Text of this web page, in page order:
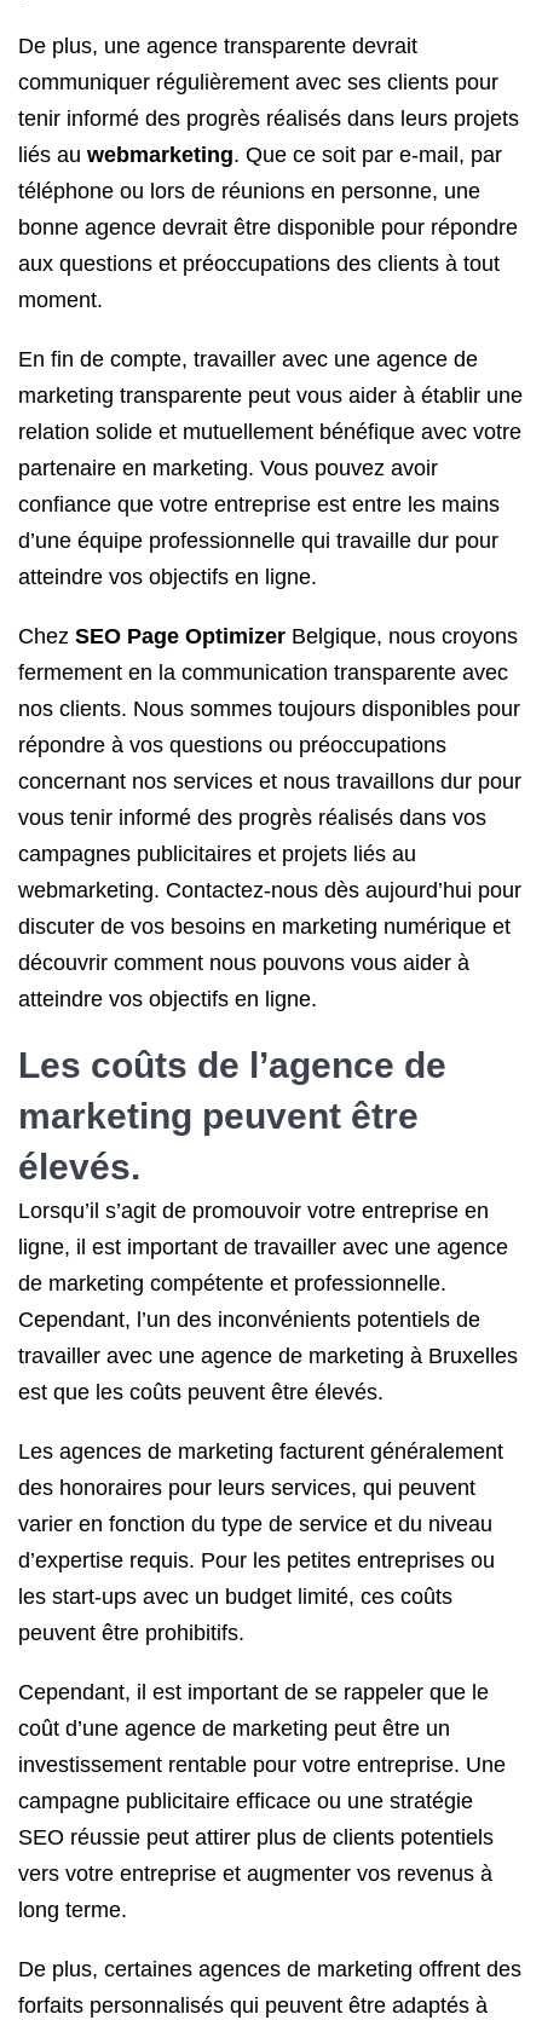
De plus, une agence transparente devrait
communiquer régulièrement avec ses clients pour
tenir informé des progrès réalisés dans leurs projets
liés au webmarketing. Que ce soit par e-mail, par
téléphone ou lors de réunions en personne, une
bonne agence devrait être disponible pour répondre
aux questions et préoccupations des clients à tout
moment.
En fin de compte, travailler avec une agence de
marketing transparente peut vous aider à établir une
relation solide et mutuellement bénéfique avec votre
partenaire en marketing. Vous pouvez avoir
confiance que votre entreprise est entre les mains
d’une équipe professionnelle qui travaille dur pour
atteindre vos objectifs en ligne.
Chez SEO Page Optimizer Belgique, nous croyons
fermement en la communication transparente avec
nos clients. Nous sommes toujours disponibles pour
répondre à vos questions ou préoccupations
concernant nos services et nous travaillons dur pour
vous tenir informé des progrès réalisés dans vos
campagnes publicitaires et projets liés au
webmarketing. Contactez-nous dès aujourd’hui pour
discuter de vos besoins en marketing numérique et
découvrir comment nous pouvons vous aider à
atteindre vos objectifs en ligne.
Les coûts de l’agence de
marketing peuvent être
élevés.
Lorsqu’il s’agit de promouvoir votre entreprise en
ligne, il est important de travailler avec une agence
de marketing compétente et professionnelle.
Cependant, l’un des inconvénients potentiels de
travailler avec une agence de marketing à Bruxelles
est que les coûts peuvent être élevés.
Les agences de marketing facturent généralement
des honoraires pour leurs services, qui peuvent
varier en fonction du type de service et du niveau
d’expertise requis. Pour les petites entreprises ou
les start-ups avec un budget limité, ces coûts
peuvent être prohibitifs.
Cependant, il est important de se rappeler que le
coût d’une agence de marketing peut être un
investissement rentable pour votre entreprise. Une
campagne publicitaire efficace ou une stratégie
SEO réussie peut attirer plus de clients potentiels
vers votre entreprise et augmenter vos revenus à
long terme.
De plus, certaines agences de marketing offrent des
forfaits personnalisés qui peuvent être adaptés à